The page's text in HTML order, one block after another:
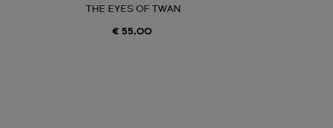
THE EYES OF TWAN
€ 55,00